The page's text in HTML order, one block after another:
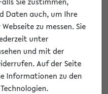
Daten auch, um Ihre
zu messen. Sie
unter
und mit der
Auf der Seite
Informationen zu den